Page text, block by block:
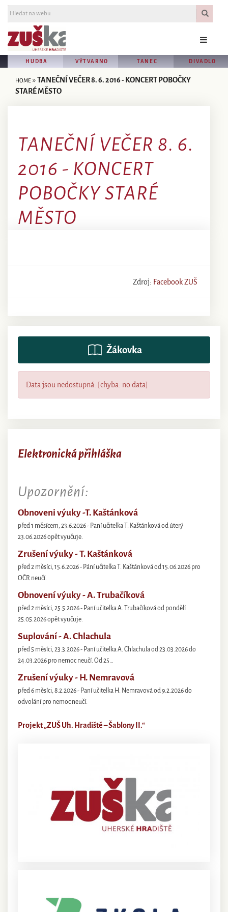
HUDBA VÝTVARNO TANEC DIVADLO
HOME »TANEČNÍ VEČER 8. 6. 2016 - KONCERT POBOČKY
STARÉ MĚSTO
TANEČNÍ VEČER 8. 6.
2016 - KONCERT
POBOČKY STARÉ
MĚSTO
Zdroj: Facebook ZUŠ
Žákovka
Data jsou nedostupná: [chyba: no data]
Elektronická přihláška
Upozornění:
Obnoveni výuky -T. Kaštánková
před 1 měsícem, 23.6.2026 - Paní učitelka T. Kaštánková od úterý
23.06.2026 opět vyučuje.
Zrušení výuky - T. Kaštánková
před 2 měsíci, 15.6.2026 - Pání učitelka T. Kaštánková od 15.06.2026 pro
OČR neučí.
Obnovení výuky - A. Trubačíková
před 2 měsíci, 25.5.2026 - Paní učitelka A. Trubačíková od pondělí
25.05.2026 opět vyučuje.
Suplování - A. Chlachula
před 5 měsíci, 23.3.2026 - Paní učitelka A. Chlachula od 23.03.2026 do
24.03.2026 pro nemoc neučí. Od 25…
Zrušení výuky - H. Nemravová
před 6 měsíci, 8.2.2026 - Paní učitelka H. Nemravová od 9.2.2026 do
odvolání pro nemoc neučí.
Projekt „ZUŠ Uh. Hradiště – Šablony II.“